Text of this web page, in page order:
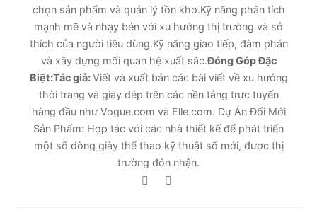
chọn sản phẩm và quản lý tồn kho.Kỹ năng phân tích
mạnh mẽ và nhạy bén với xu hướng thị trường và sở
thích của người tiêu dùng.Kỹ năng giao tiếp, đàm phán
và xây dựng mối quan hệ xuất sắc.Đóng Góp Đặc
Biệt:Tác giả:Viết và xuất bản các bài viết về xu hướng
thời trang và giày dép trên các nền tảng trực tuyến
hàng đầu như Vogue.com và Elle.com. Dự Án Đổi Mới
Sản Phẩm: Hợp tác với các nhà thiết kế để phát triển
một số dòng giày thể thao kỹ thuật số mới, được thị
trường đón nhận.